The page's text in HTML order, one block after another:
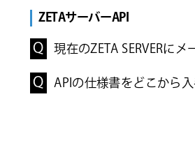
ZETAサーバーAPI
現在のZETA SERVERに
APIの仕様書をどこから